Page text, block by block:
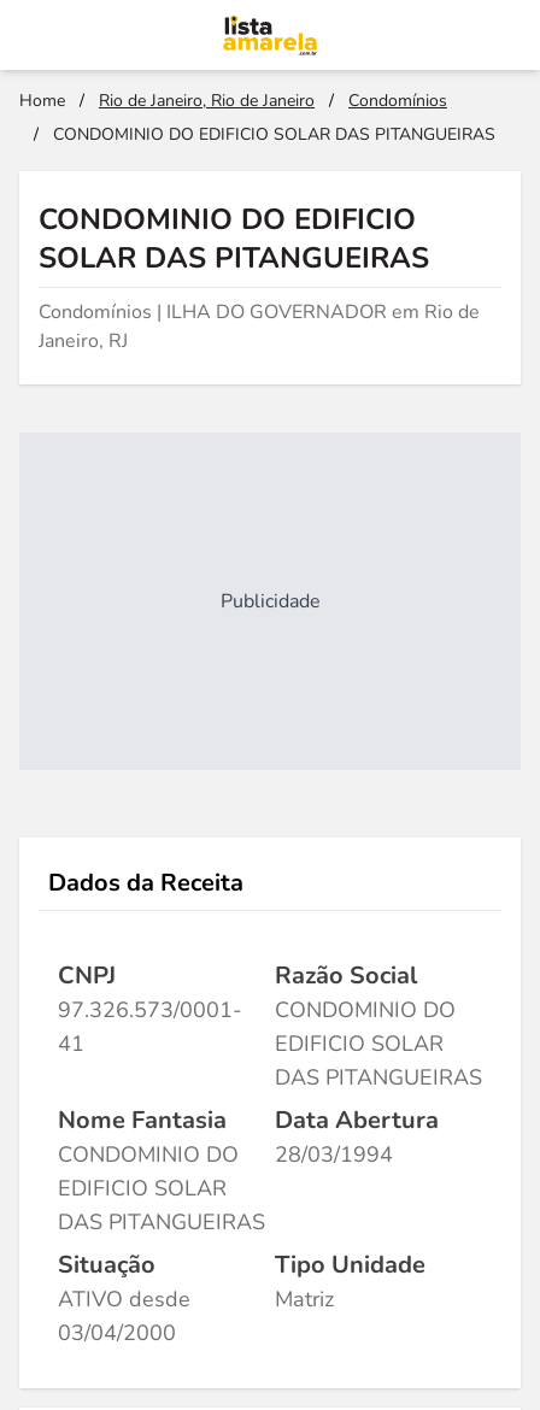
Home / Rio de Janeiro, Rio de Janeiro /
Condomínios
/
CONDOMINIO DO EDIFICIO SOLAR DAS PITANGUEIRAS
CONDOMINIO DO EDIFICIO
SOLAR DAS PITANGUEIRAS
Condomínios | ILHA DO GOVERNADOR em Rio de
Janeiro, RJ
Publicidade
Dados da Receita
CNPJ
97.326.573/0001-
41
Razão Social
CONDOMINIO DO
EDIFICIO SOLAR
DAS PITANGUEIRAS
Nome Fantasia
CONDOMINIO DO
EDIFICIO SOLAR
DAS PITANGUEIRAS
Data Abertura
28/03/1994
Situação
ATIVO desde
03/04/2000
Tipo Unidade
Matriz